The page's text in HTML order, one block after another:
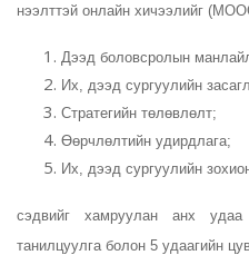
нээлттэй онлайн хичээлийг
Дээд боловсролын
Их, дээд сургуулийн
Стратегийн төлөвлөлт;
Өөрчлөлтийн удирдлага;
Их, дээд сургуулийн
сэдвийг хамруулан анх
танилцуулга болон 5 удаагийн